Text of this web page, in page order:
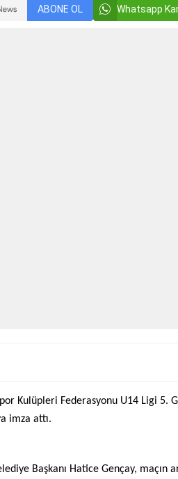
ABONE OL Whatsapp
Kulüpleri Federasyonu U14 Ligi 5.
imza attı.
Başkanı Hatice Gençay, maçın